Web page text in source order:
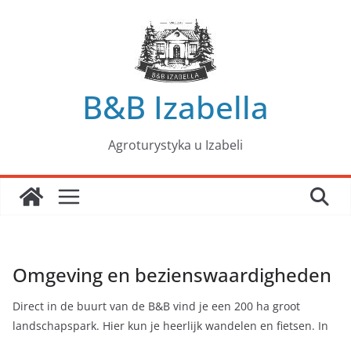
B&B Izabella
Agroturystyka u Izabeli
Omgeving en bezienswaardigheden
Direct in de buurt van de B&B vind je een 200 ha groot
landschapspark. Hier kun je heerlijk wandelen en fietsen. In